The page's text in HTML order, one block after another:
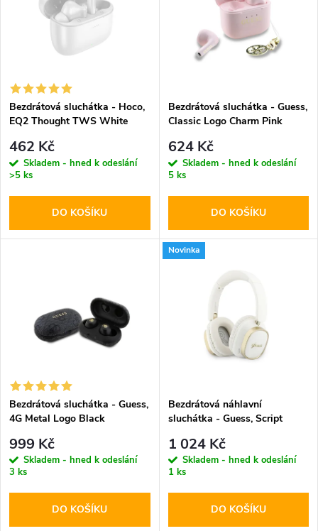
í
p
r
o
d
s
p
r
o
d
ů
Bezdrátová sluchátka - Hoco,
EQ2 Thought TWS White
462 Kč
Skladem - hned k odeslání
>5 ks
DO KOŠÍKU
Bezdrátová sluchátka - Guess,
Classic Logo Charm Pink
624 Kč
Skladem - hned k odeslání
5 ks
DO KOŠÍKU
Bezdrátová sluchátka - Guess,
4G Metal Logo Black
999 Kč
Skladem - hned k odeslání
3 ks
DO KOŠÍKU
Novinka
Bezdrátová náhlavní
sluchátka - Guess, Script
1 024 Kč
Skladem - hned k odeslání
1 ks
DO KOŠÍKU